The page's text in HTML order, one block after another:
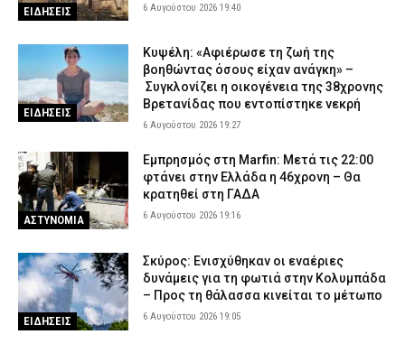
ΕΙΔΗΣΕΙΣ 6 Αυγούστου 2026 19:40
ΕΙΔΗΣΕΙΣ
Κυψέλη: «Αφιέρωσε τη ζωή της
βοηθώντας όσους είχαν ανάγκη» –
Συγκλονίζει η οικογένεια της 38χρονης
Βρετανίδας που εντοπίστηκε νεκρή
6 Αυγούστου 2026 19:27
ΑΣΤΥΝΟΜΙΑ
Εμπρησμός στη Marfin: Μετά τις 22:00
φτάνει στην Ελλάδα η 46χρονη – Θα
κρατηθεί στη ΓΑΔΑ
6 Αυγούστου 2026 19:16
ΕΙΔΗΣΕΙΣ
Σκύρος: Ενισχύθηκαν οι εναέριες
δυνάμεις για τη φωτιά στην Κολυμπάδα
– Προς τη θάλασσα κινείται το μέτωπο
6 Αυγούστου 2026 19:05